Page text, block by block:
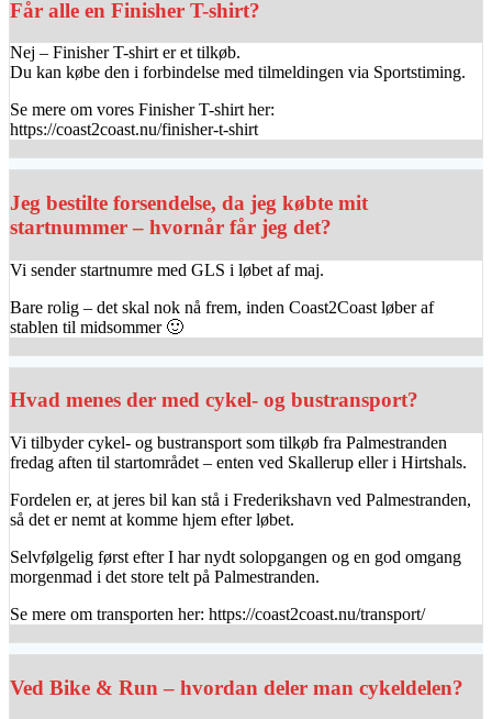
Får alle en Finisher T-shirt?
Nej – Finisher T-shirt er et tilkøb.
Du kan købe den i forbindelse med tilmeldingen via Sportstiming.
Se mere om vores Finisher T-shirt her:
https://coast2coast.nu/finisher-t-shirt
Jeg bestilte forsendelse, da jeg købte mit
startnummer – hvornår får jeg det?
Vi sender startnumre med GLS i løbet af maj.
Bare rolig – det skal nok nå frem, inden Coast2Coast løber af
stablen til midsommer 🙂
Hvad menes der med cykel- og bustransport?
Vi tilbyder cykel- og bustransport som tilkøb fra Palmestranden
fredag aften til startområdet – enten ved Skallerup eller i Hirtshals.
Fordelen er, at jeres bil kan stå i Frederikshavn ved Palmestranden,
så det er nemt at komme hjem efter løbet.
Selvfølgelig først efter I har nydt solopgangen og en god omgang
morgenmad i det store telt på Palmestranden.
Se mere om transporten her: https://coast2coast.nu/transport/
Ved Bike & Run – hvordan deler man cykeldelen?